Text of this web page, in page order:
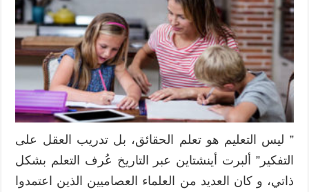
هل
هو
ضرورة
أم
تعويض
لغياب
المدرسة؟
مغلقة
” ليس التعليم هو تعلم الحقائق، بل تدريب العقل على
التفكير” ألبرت أينشتاين عبر التاريخ عُرف التعلم بشكل
ذاتي، و كان العديد من العلماء العصاميين الذين اعتمدوا